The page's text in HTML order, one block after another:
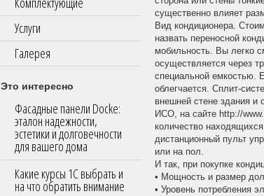
Услуги
Галерея
Это интересно
Фасадные панели Docke:
эталон надежности,
эстетики и долговечности
для вашего дома
Какие курсы 1С выбрать и
на что обратить внимание
существенно влияет
Вид кондиционера.
назвать переносной
мобильность. Вы легко
осуществляется через
специальной емкостью.
облегчается. Сплит-
внешней стене здания и
ИСО, на сайте http://
количество
дистанционный пульт
или на пол.
И так, при покупке
• Мощность и размер
• Уровень потребления